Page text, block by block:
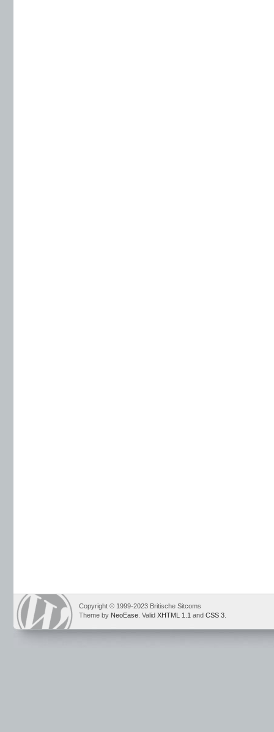
Copyright © 1999-2023 Britische Sitcoms
Theme by NeoEase . Valid XHTML 1.1 and CSS 3